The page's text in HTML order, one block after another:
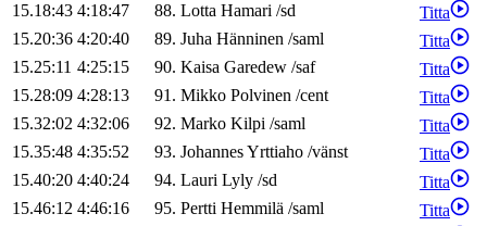
15.18:43 4:18:47 88. Lotta Hamari /sd
Titta
15.20:36 4:20:40 89. Juha Hänninen /saml
Titta
15.25:11 4:25:15 90. Kaisa Garedew /saf
Titta
15.28:09 4:28:13 91. Mikko Polvinen /cent
Titta
15.32:02 4:32:06 92. Marko Kilpi /saml
Titta
15.35:48 4:35:52 93. JohannesYrttiaho /vänst
Titta
15.40:20 4:40:24 94. Lauri Lyly /sd
Titta
15.46:12 4:46:16 95. Pertti Hemmilä /saml
Titta